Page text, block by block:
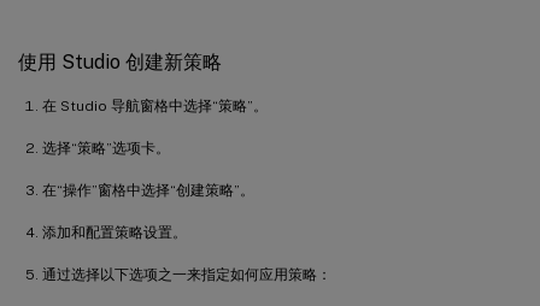
使用 Studio 创建新策略
在 Studio 导航窗格中选择“策略”。
选择“策略”选项卡。
在“操作”窗格中选择“创建策略”。
添加和配置策略设置。
通过选择以下选项之一来指定如何应用策略：